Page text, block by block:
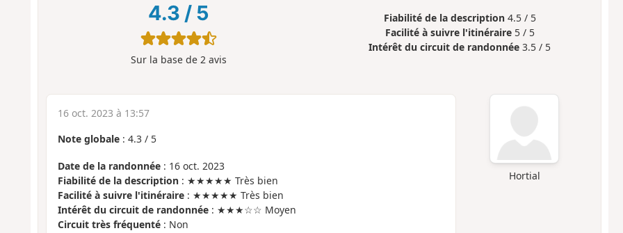
4.3 / 5
Sur la base de 2avis
Fiabilité de la description 4.5 / 5
Facilité à suivre l'itinéraire 5 / 5
Intérêt du circuit de randonnée 3.5 / 5
Hortial
16 oct. 2023 à 13:57
Note globale: 4.3/ 5
Date de la randonnée: 16 oct. 2023
Fiabilité de la description: ★★★★★ Très bien
Facilité à suivre l'itinéraire: ★★★★★ Très bien
Intérêt du circuit de randonnée: ★★★☆☆ Moyen
Circuit très fréquenté: Non